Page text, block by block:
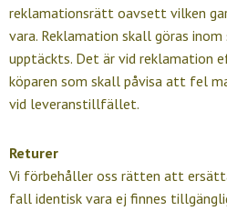
reklamationsrätt oavsett vilken
vara. Reklamation skall göras
upptäckts. Det är vid reklamation
köparen som skall påvisa att fel
vid leveranstillfället.
Returer
Vi förbehåller oss rätten att
fall identisk vara ej finnes